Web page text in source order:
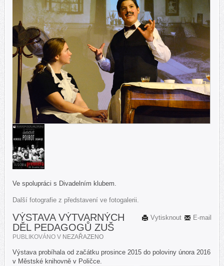
Ve spolupráci s Divadelním klubem.
Další fotografie z představení ve fotogalerii.
E-mail
Vytisknout
VÝSTAVA VÝTVARNÝCH
DĚL PEDAGOGŮ ZUŠ
PUBLIKOVÁNO V NEZAŘAZENO
Výstava probíhala od začátku prosince 2015 do poloviny února 2016
v Městské knihovně v Poličce.